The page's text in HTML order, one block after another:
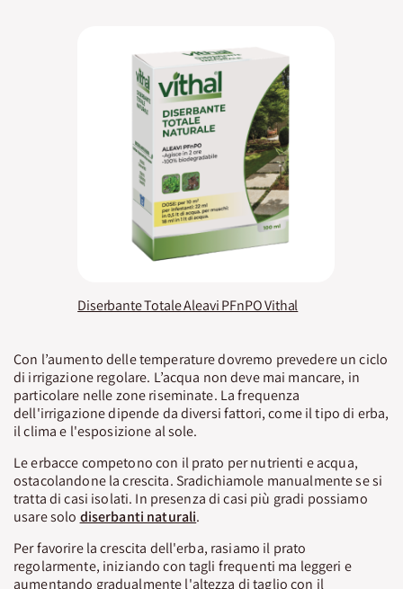
Diserbante Totale Aleavi PFnPO Vithal
Con l’aumento delle temperature dovremo prevedere un ciclo
di irrigazione regolare. L’acqua non deve mai mancare, in
particolare nelle zone riseminate. La frequenza
dell'irrigazione dipende da diversi fattori, come il tipo di erba,
il clima e l'esposizione al sole.
Le erbacce competono con il prato per nutrienti e acqua,
ostacolandone la crescita. Sradichiamole manualmente se si
tratta di casi isolati. In presenza di casi più gradi possiamo
usare solo diserbanti naturali.
Per favorire la crescita dell'erba, rasiamo il prato
regolarmente, iniziando con tagli frequenti ma leggeri e
aumentando gradualmente l'altezza di taglio con il